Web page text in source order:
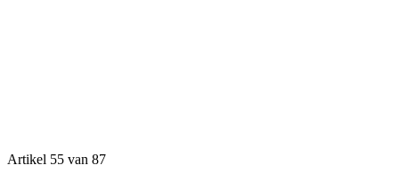
Artikel 55 van 87